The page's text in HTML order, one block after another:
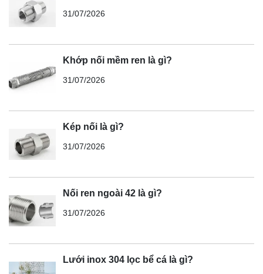
31/07/2026
Khớp nối mềm ren là gì?
31/07/2026
Kép nối là gì?
31/07/2026
Nối ren ngoài 42 là gì?
31/07/2026
Lưới inox 304 lọc bể cá là gì?